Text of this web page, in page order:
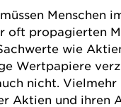
Menschen
oft propagierten
wie
Wertpapiere
nicht.
Aktien und ihren